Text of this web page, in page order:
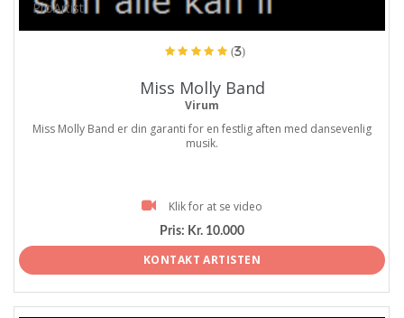
ProArtist
(3)
Miss Molly Band
Virum
Miss Molly Band er din garanti for en festlig aften med dansevenlig
musik.
Klik for at se video
Pris: Kr. 10.000
KONTAKT ARTISTEN